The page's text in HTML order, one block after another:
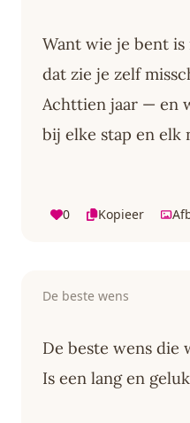
Want wie je bent is
dat zie je zelf
Achttien jaar — en
bij elke stap en elk
0 Kopieer
De beste wens
De beste wens die
Is een lang en